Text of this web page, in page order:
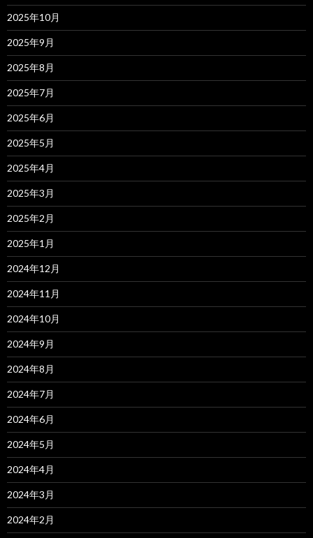
2025年10月
2025年9月
2025年8月
2025年7月
2025年6月
2025年5月
2025年4月
2025年3月
2025年2月
2025年1月
2024年12月
2024年11月
2024年10月
2024年9月
2024年8月
2024年7月
2024年6月
2024年5月
2024年4月
2024年3月
2024年2月